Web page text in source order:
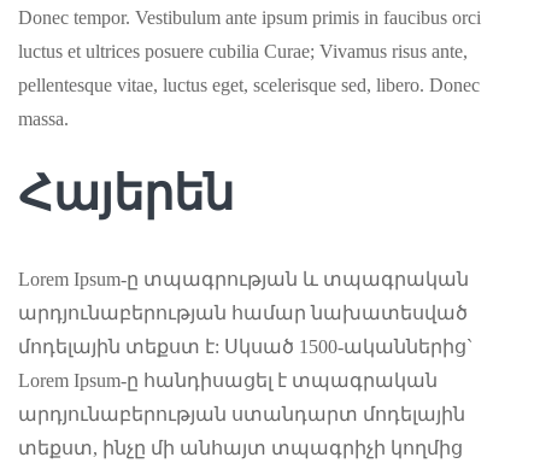
Donec tempor. Vestibulum ante ipsum primis in faucibus orci
luctus et ultrices posuere cubilia Curae; Vivamus risus ante,
pellentesque vitae, luctus eget, scelerisque sed, libero. Donec
massa.
Հայերեն
Lorem Ipsum-ը տպագրության և տպագրական
արդյունաբերության համար նախատեսված
մոդելային տեքստ է: Սկսած 1500-ականներից`
Lorem Ipsum-ը հանդիսացել է տպագրական
արդյունաբերության ստանդարտ մոդելային
տեքստ, ինչը մի անհայտ տպագրիչի կողմից